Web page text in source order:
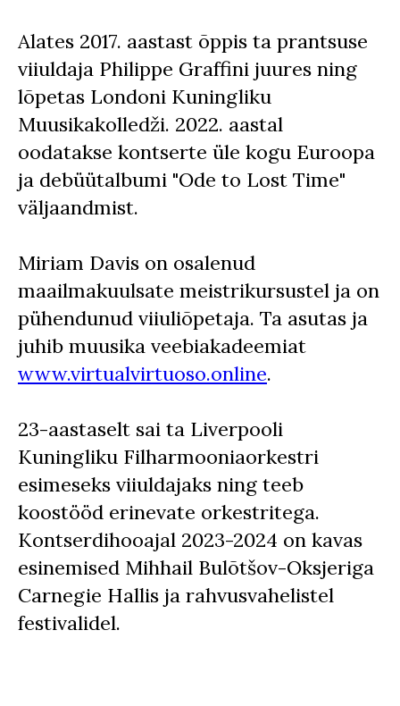
Alates 2017. aastast õppis ta prantsuse
viiuldaja Philippe Graffini juures ning
lõpetas Londoni Kuningliku
Muusikakolledži. 2022. aastal
oodatakse kontserte üle kogu Euroopa
ja debüütalbumi "Ode to Lost Time"
väljaandmist.
Miriam Davis on osalenud
maailmakuulsate meistrikursustel ja on
pühendunud viiuliõpetaja. Ta asutas ja
juhib muusika veebiakadeemiat
www.virtualvirtuoso.online.
23-aastaselt sai ta Liverpooli
Kuningliku Filharmooniaorkestri
esimeseks viiuldajaks ning teeb
koostööd erinevate orkestritega.
Kontserdihooajal 2023-2024 on kavas
esinemised Mihhail Bulõtšov-Oksjeriga
Carnegie Hallis ja rahvusvahelistel
festivalidel.